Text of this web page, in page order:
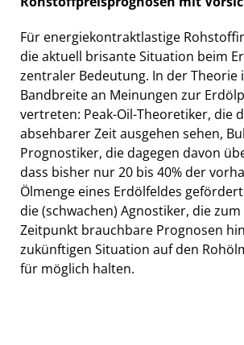
Für energiekontraktlastige
die aktuell brisante Situation beim
zentraler Bedeutung. In der Theorie
Bandbreite an Meinungen zur
vertreten: Peak-Oil-Theoretiker, die
absehbarer Zeit ausgehen sehen,
Prognostiker, die dagegen davon
dass bisher nur 20 bis 40% der
Ölmenge eines Erdölfeldes
die (schwachen) Agnostiker, die
Zeitpunkt brauchbare Prognosen
zukünftigen Situation auf den
für möglich halten.